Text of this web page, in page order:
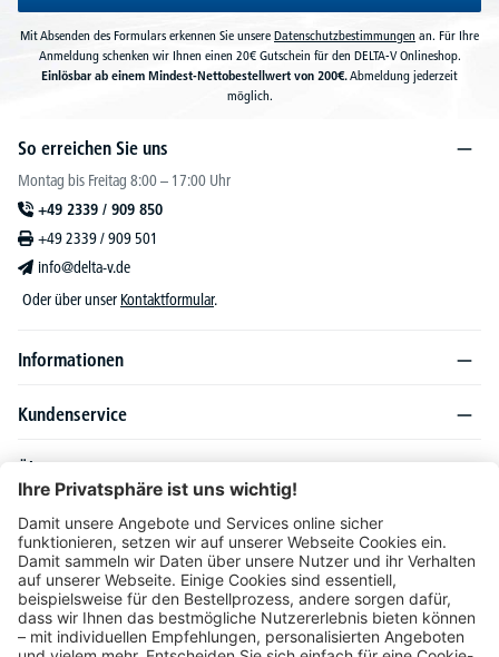
Mit Absenden des Formulars erkennen Sie unsere Datenschutzbestimmungen an. Für Ihre
Anmeldung schenken wir Ihnen einen 20€ Gutschein für den DELTA-V Onlineshop.
Einlösbar ab einem Mindest-Nettobestellwert von 200€.Abmeldung jederzeit
möglich.
So erreichen Sie uns
Montag bis Freitag 8:00 – 17:00 Uhr
+49 2339 / 909 850
+49 2339 / 909 501
info@delta-v.de
Oder über unser Kontaktformular.
Informationen
Kundenservice
Über DELTA-V
Produktsortiment
Ratgeber
Folgen Sie uns auch auf